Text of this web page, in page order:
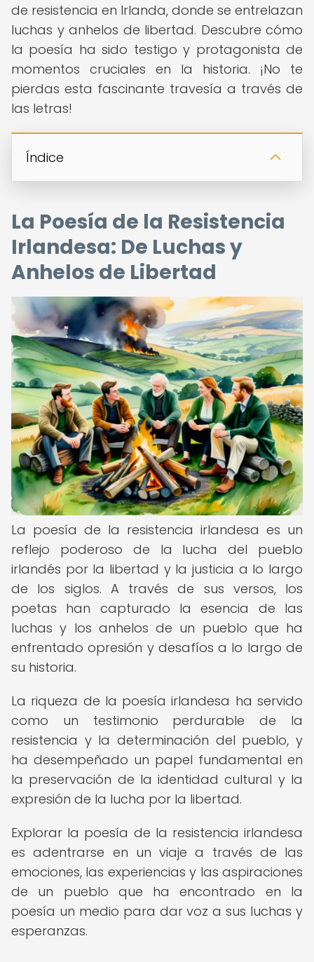
de resistencia en Irlanda, donde se entrelazan
luchas y anhelos de libertad. Descubre cómo
la poesía ha sido testigo y protagonista de
momentos cruciales en la historia. ¡No te
pierdas esta fascinante travesía a través de
las letras!
Índice
La Poesía de la Resistencia
Irlandesa: De Luchas y
Anhelos de Libertad
La poesía de la resistencia irlandesa es un
reflejo poderoso de la lucha del pueblo
irlandés por la libertad y la justicia a lo largo
de los siglos. A través de sus versos, los
poetas han capturado la esencia de las
luchas y los anhelos de un pueblo que ha
enfrentado opresión y desafíos a lo largo de
su historia.
La riqueza de la poesía irlandesa ha servido
como un testimonio perdurable de la
resistencia y la determinación del pueblo, y
ha desempeñado un papel fundamental en
la preservación de la identidad cultural y la
expresión de la lucha por la libertad.
Explorar la poesía de la resistencia irlandesa
es adentrarse en un viaje a través de las
emociones, las experiencias y las aspiraciones
de un pueblo que ha encontrado en la
poesía un medio para dar voz a sus luchas y
esperanzas.